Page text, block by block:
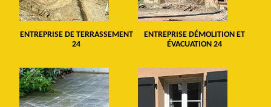
ENTREPRISE DE TERRASSEMENT
24
ENTREPRISE DÉMOLITION ET
ÉVACUATION 24